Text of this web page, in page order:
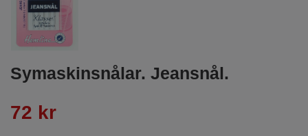
Symaskinsnålar. Jeansnål.
72 kr